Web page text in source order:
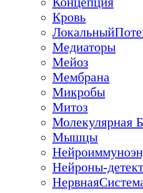
Кровь
Медиаторы
Мейоз
Мембрана
Микробы
Митоз
Молекулярная
Мышцы
Нейроны-